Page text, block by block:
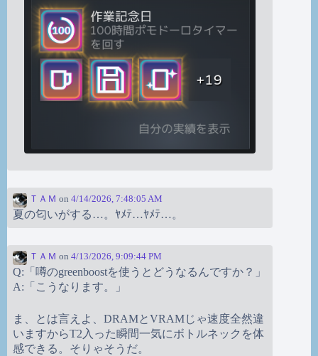
ＴＡＭ on 4/14/2026, 7:48:05 AM
夏の匂いがする…。ﾔﾒﾃ…ﾔﾒﾃ…。
ＴＡＭ on 4/13/2026, 9:09:44 PM
Q:「噂のgreenboostを使うとどうなるんですか？」
A:「こうなります。」
ま、とは言えよ、DRAMとVRAMじゃ速度全然違
いますからT2入った瞬間一気にボトルネックを体
感できる。そりゃそうだ。